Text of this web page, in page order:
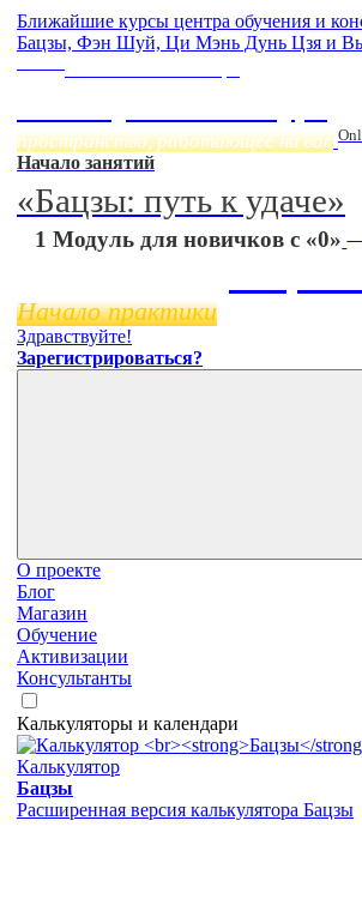
Ближайшие курсы центра обучения и
Бацзы, Фэн Шуй, Ци Мэнь Дунь Цзя и
пространство, работающее на вас
Начало занятий
«Бацзы: путь к удаче»
1 Модуль для новичков с «0»
Начало практики
Здравствуйте!
Зарегистрироваться?
О проекте
Блог
Магазин
Обучение
Активизации
Консультанты
Калькуляторы и календари
Калькулятор
Бацзы
Расширенная версия калькулятора Бацзы